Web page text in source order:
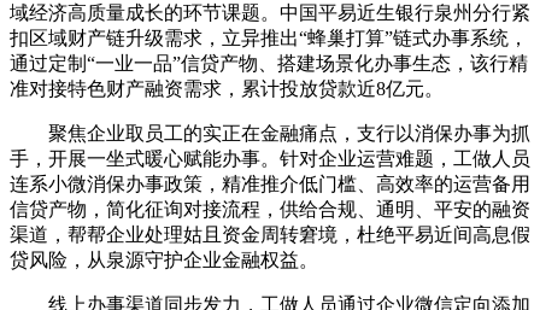
域经济高质量成长的环节课题。中国平易近生银行泉州分行紧
扣区域财产链升级需求，立异推出“蜂巢打算”链式办事系统，
通过定制“一业一品”信贷产物、搭建场景化办事生态，该行精
准对接特色财产融资需求，累计投放贷款近8亿元。
聚焦企业取员工的实正在金融痛点，支行以消保办事为抓
手，开展一坐式暖心赋能办事。针对企业运营难题，工做人员
连系小微消保办事政策，精准推介低门槛、高效率的运营备用
信贷产物，简化征询对接流程，供给合规、通明、平安的融资
渠道，帮帮企业处理姑且资金周转窘境，杜绝平易近间高息假
贷风险，从泉源守护企业金融权益。
线上办事渠道同步发力，工做人员通过企业微信定向添加